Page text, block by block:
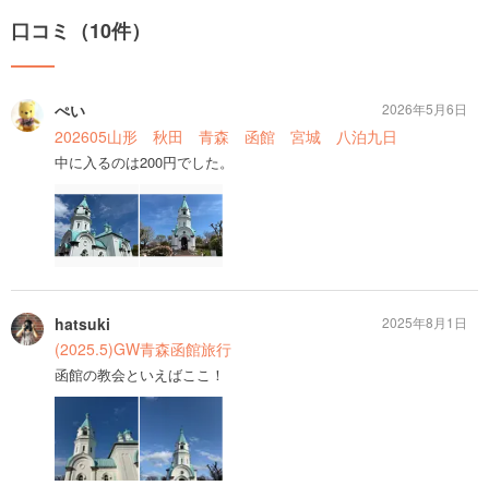
口コミ（10件）
ぺい
202605山形 秋田 青森 函館 宮城 八泊九日
中に入るのは200円でした。
2026年5月6日
hatsuki
(2025.5)GW青森函館旅行
函館の教会といえばここ！
2025年8月1日